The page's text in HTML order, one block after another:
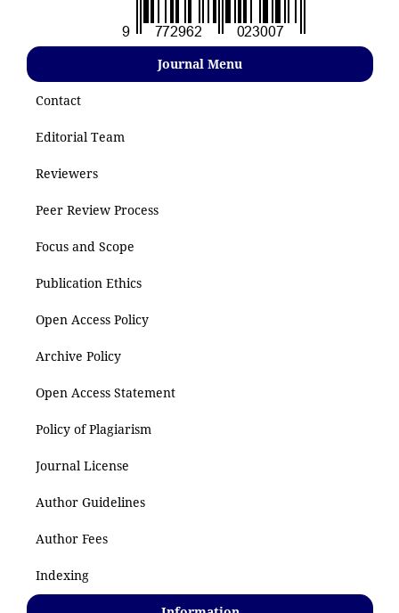
Journal Menu
Contact
Editorial Team
Reviewers
Peer Review Process
Focus and Scope
Publication Ethics
Open Access Policy
Archive Policy
Open Access Statement
Policy of Plagiarism
Journal License
Author Guidelines
Author Fees
Indexing